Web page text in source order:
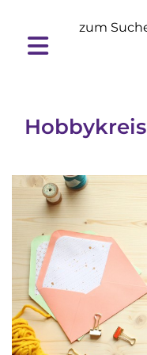
zum
Hobbykreis